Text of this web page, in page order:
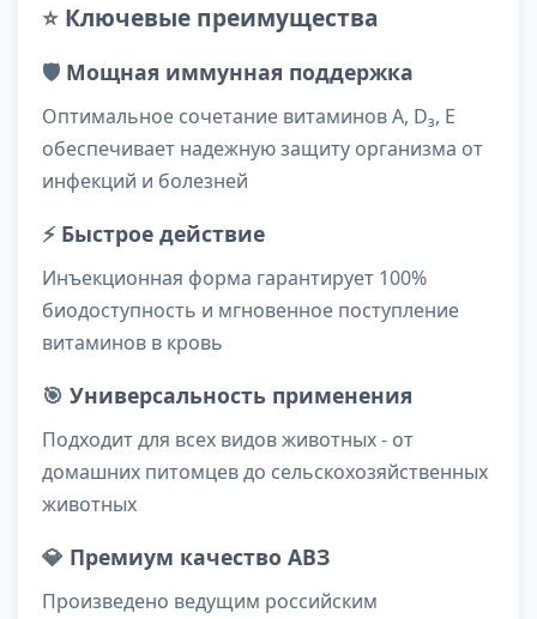
⭐ Ключевые преимущества
🛡️ Мощная иммунная поддержка
Оптимальное сочетание витаминов А, D₃, Е
обеспечивает надежную защиту организма от
инфекций и болезней
⚡ Быстрое действие
Инъекционная форма гарантирует 100%
биодоступность и мгновенное поступление
витаминов в кровь
🎯 Универсальность применения
Подходит для всех видов животных - от
домашних питомцев до сельскохозяйственных
животных
💎 Премиум качество АВЗ
Произведено ведущим российским